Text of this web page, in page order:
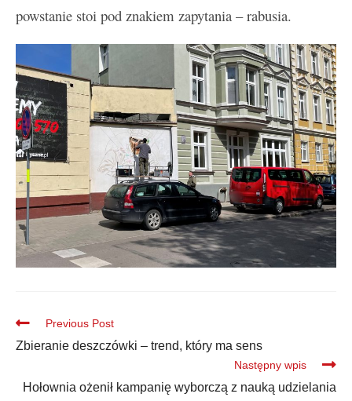
powstanie stoi pod znakiem zapytania – rabusia.
Previous Post
Zbieranie deszczówki – trend, który ma sens
Następny wpis
Hołownia ożenił kampanię wyborczą z nauką udzielania